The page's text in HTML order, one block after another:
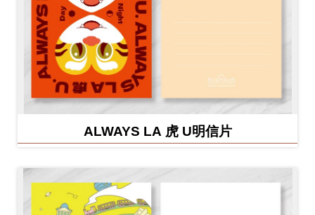
ALWAYS LA 虎 U明信片